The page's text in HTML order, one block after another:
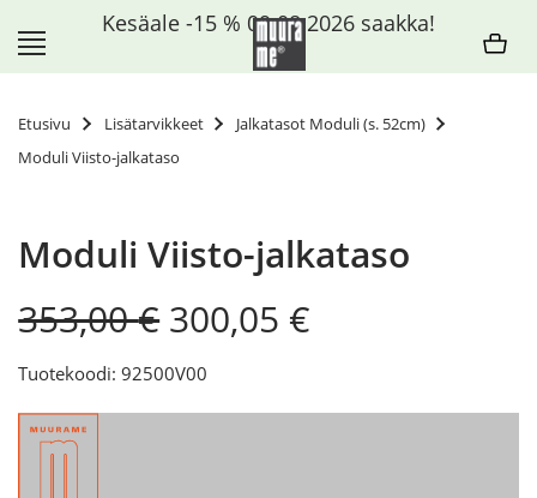
sisältöön
Etusivu Lisätarvikkeet
Jalkatasot Moduli (s. 52cm)
Moduli Viisto-jalkataso
Moduli Viisto-jalkataso
353,00€ Original
price
was:
353,00 €.
300,05 €
Tuotekoodi: 92500V00
Kesäale -15 % 09.08.2026 saakka!